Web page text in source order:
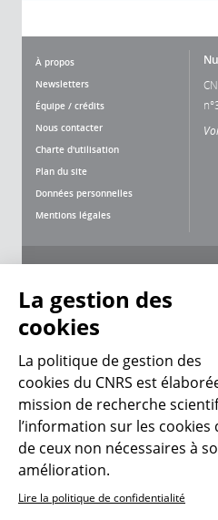
À propos
Newsletters
Équipe / crédits
Nous contacter
Charte d'utilisation
Plan du site
Données personnelles
Mentions légales
CNRS Le
©
Créer un compte Se connecter
La gestion des
cookies
La politique de gestion des
cookies du CNRS est
mission de recherche
l’information sur les
de ceux non nécessaires à
amélioration.
Lire la politique de confidentialité